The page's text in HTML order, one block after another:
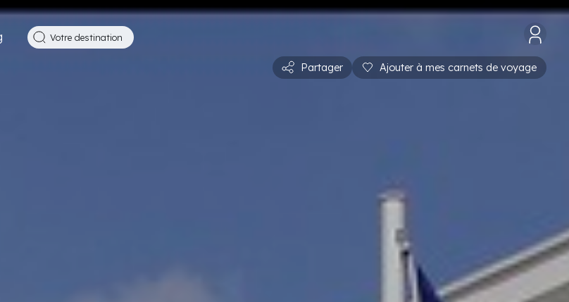
Partager Ajouter à mes carnets de voyage
Votre destination